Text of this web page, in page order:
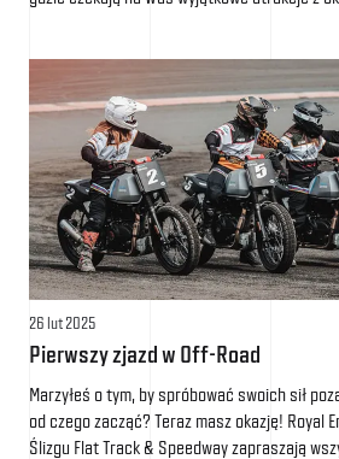
26 lut 2025
Pierwszy zjazd w Off-Road
Marzyłeś o tym, by spróbować swoich sił
od czego zacząć? Teraz masz okazję! Royal
Ślizgu Flat Track & Speedway zapraszają